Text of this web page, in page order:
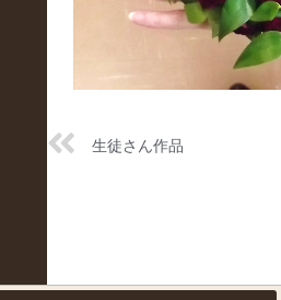
生徒さん作品